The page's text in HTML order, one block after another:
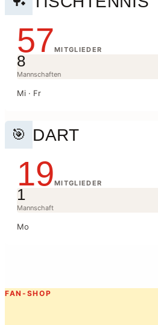
57MITGLIEDER
8
Mannschaften
Mi · Fr
🎯 DART
19MITGLIEDER
1
Mannschaft
Mo
FAN-SHOP